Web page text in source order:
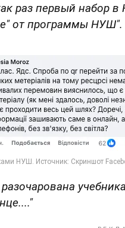
раз первый набор
от программы НУШ".
разочарована